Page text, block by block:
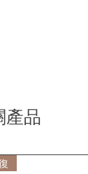
產品